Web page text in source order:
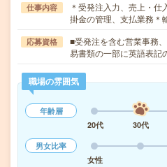
仕事内容
＊受発注入力、売上・仕
掛金の管理、支払業務
応募資格
■受発注を含む営業事務
易書類の一部に英語表
職場の雰囲気
年齢層
20代
30代
男女比率
女性